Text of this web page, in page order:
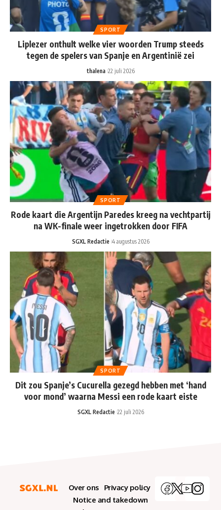
SPORT
Liplezer onthult welke vier woorden Trump steeds
tegen de spelers van Spanje en Argentinië zei
thalena 22 juli 2026
SPORT
Rode kaart die Argentijn Paredes kreeg na vechtpartij
na WK-finale weer ingetrokken door FIFA
SGXL Redactie 4 augustus 2026
SPORT
Dit zou Spanje’s Cucurella gezegd hebben met ‘hand
voor mond’ waarna Messi een rode kaart eiste
SGXL Redactie 22 juli 2026
Over ons
Privacy policy
Notice and takedown